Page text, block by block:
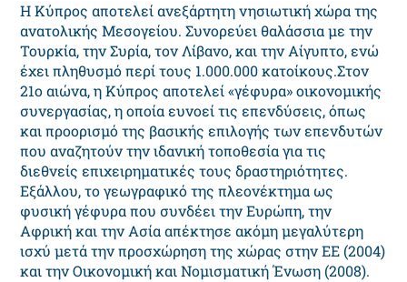
Η Κύπρος αποτελεί ανεξάρτητη νησιωτική χώρα της
ανατολικής Μεσογείου. Συνορεύει θαλάσσια με την
Τουρκία, την Συρία, τον Λίβανο, και την Αίγυπτο, ενώ
έχει πληθυσμό περί τους 1.000.000 κατοίκους.Στον
21ο αιώνα, η Κύπρος αποτελεί «γέφυρα» οικονομικής
συνεργασίας, η οποία ευνοεί τις επενδύσεις, όπως
και προορισμό της βασικής επιλογής των επενδυτών
που αναζητούν την ιδανική τοποθεσία για τις
διεθνείς επιχειρηματικές τους δραστηριότητες.
Εξάλλου, το γεωγραφικό της πλεονέκτημα ως
φυσική γέφυρα που συνδέει την Ευρώπη, την
Αφρική και την Ασία απέκτησε ακόμη μεγαλύτερη
ισχύ μετά την προσχώρηση της χώρας στην ΕΕ (2004)
και την Οικονομική και Νομισματική Ένωση (2008).